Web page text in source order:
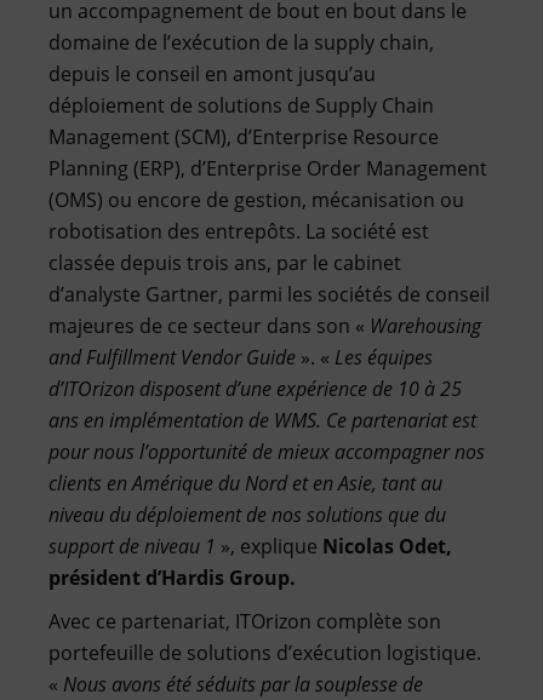
un accompagnement de bout en bout dans le
domaine de l’exécution de la supply chain,
depuis le conseil en amont jusqu’au
déploiement de solutions de Supply Chain
Management (SCM), d’Enterprise Resource
Planning (ERP), d’Enterprise Order Management
(OMS) ou encore de gestion, mécanisation ou
robotisation des entrepôts. La société est
classée depuis trois ans, par le cabinet
d’analyste Gartner, parmi les sociétés de conseil
majeures de ce secteur dans son « Warehousing
and Fulfillment Vendor Guide ». « Les équipes
d’ITOrizon disposent d’une expérience de 10 à 25
ans en implémentation de WMS. Ce partenariat est
pour nous l’opportunité de mieux accompagner nos
clients en Amérique du Nord et en Asie, tant au
niveau du déploiement de nos solutions que du
support de niveau 1 », explique Nicolas Odet,
président d’Hardis Group.
Avec ce partenariat, ITOrizon complète son
portefeuille de solutions d’exécution logistique.
« Nous avons été séduits par la souplesse de